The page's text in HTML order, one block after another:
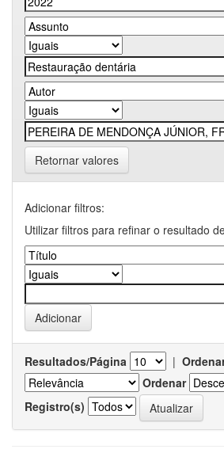
Retornar valores
Adicionar filtros:
Utilizar filtros para refinar o resultado
Resultados/Página |
Ordenar
Registro(s)